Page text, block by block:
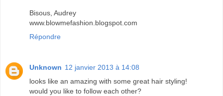
Bisous, Audrey
www.blowmefashion.blogspot.com
Répondre
Unknown 12 janvier 2013 à 14:08
looks like an amazing with some great hair styling!
would you like to follow each other?